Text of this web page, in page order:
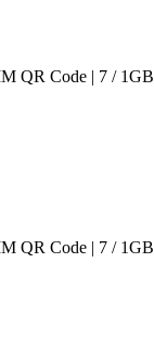
QR Code | 7 / 1GB
QR Code | 7 / 1GB